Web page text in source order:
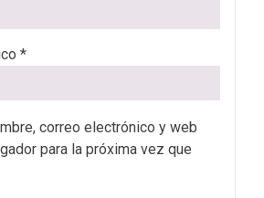
*
correo electrónico y web
para la próxima vez que